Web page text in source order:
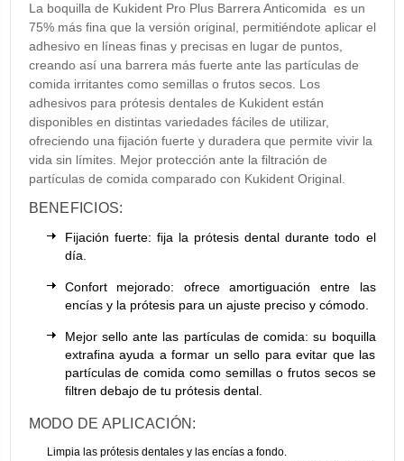
La boquilla de Kukident Pro Plus Barrera Anticomida es un
75% más fina que la versión original, permitiéndote aplicar el
adhesivo en líneas finas y precisas en lugar de puntos,
creando así una barrera más fuerte ante las partículas de
comida irritantes como semillas o frutos secos. Los
adhesivos para prótesis dentales de Kukident están
disponibles en distintas variedades fáciles de utilizar,
ofreciendo una fijación fuerte y duradera que permite vivir la
vida sin límites. Mejor protección ante la filtración de
partículas de comida comparado con Kukident Original.
BENEFICIOS:
Fijación fuerte: fija la prótesis dental durante todo el
día.
Confort mejorado: ofrece amortiguación entre las
encías y la prótesis para un ajuste preciso y cómodo.
Mejor sello ante las partículas de comida: su boquilla
extrafina ayuda a formar un sello para evitar que las
partículas de comida como semillas o frutos secos se
filtren debajo de tu prótesis dental.
MODO DE APLICACIÓN:
Limpia las prótesis dentales y las encías a fondo.